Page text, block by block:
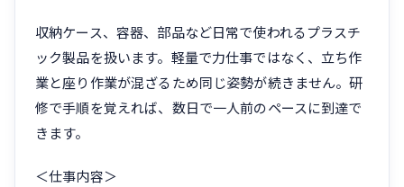
収納ケース、容器、部品など日常で使われるプラスチ
ック製品を扱います。軽量で力仕事ではなく、立ち作
業と座り作業が混ざるため同じ姿勢が続きません。研
修で手順を覚えれば、数日で一人前のペースに到達で
きます。
＜仕事内容＞